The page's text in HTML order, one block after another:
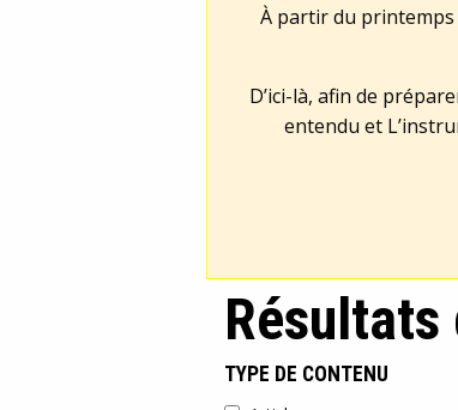
À partir du printemps
D’ici-là, afin de
entendu et
TYPE DE CONTENU